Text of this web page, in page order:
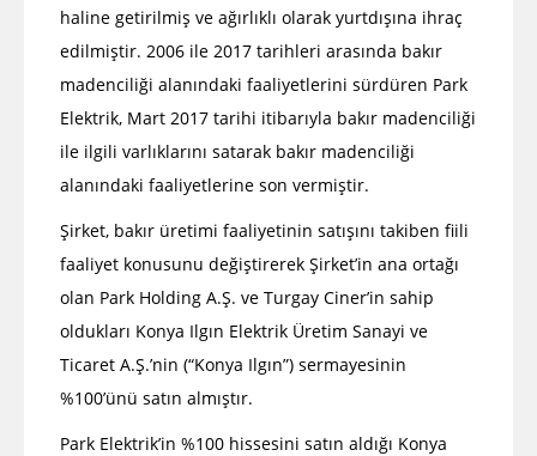
haline getirilmiş ve ağırlıklı olarak yurtdışına ihraç
edilmiştir. 2006 ile 2017 tarihleri arasında bakır
madenciliği alanındaki faaliyetlerini sürdüren Park
Elektrik, Mart 2017 tarihi itibarıyla bakır madenciliği
ile ilgili varlıklarını satarak bakır madenciliği
alanındaki faaliyetlerine son vermiştir.
Şirket, bakır üretimi faaliyetinin satışını takiben fiili
faaliyet konusunu değiştirerek Şirket’in ana ortağı
olan Park Holding A.Ş. ve Turgay Ciner’in sahip
oldukları Konya Ilgın Elektrik Üretim Sanayi ve
Ticaret A.Ş.’nin (“Konya Ilgın”) sermayesinin
%100’ünü satın almıştır.
Park Elektrik’in %100 hissesini satın aldığı Konya